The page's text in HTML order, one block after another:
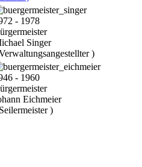
- 1978
Singer
)
- 1960
Eichmeier
)